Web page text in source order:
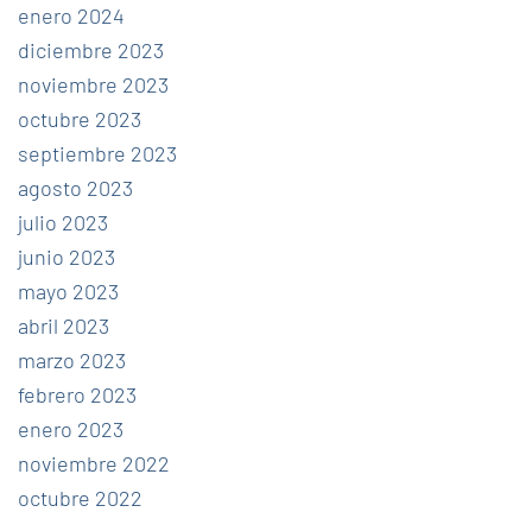
enero 2024
diciembre 2023
noviembre 2023
octubre 2023
septiembre 2023
agosto 2023
julio 2023
junio 2023
mayo 2023
abril 2023
marzo 2023
febrero 2023
enero 2023
noviembre 2022
octubre 2022